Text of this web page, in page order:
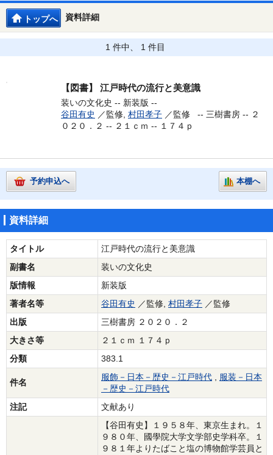
資料詳細
トップへ
1 件中、 1 件目
【図書】 江戸時代の流行と美意識
装いの文化史 -- 新装版 --
谷田有史 ／監修, 村田孝子 ／監修 -- 三樹書房 -- ２
０２０．２ -- ２１ｃｍ -- １７４ｐ
予約申込へ 本棚へ
資料詳細
タイトル
江戸時代の流行と美意識
副書名
装いの文化史
版情報
新装版
著者名等
谷田有史 ／監修, 村田孝子 ／監修
出版
三樹書房 ２０２０．２
大きさ等
２１ｃｍ １７４ｐ
分類
383.1
件名
服飾－日本－歴史－江戸時代 , 服装－日本
－歴史－江戸時代
注記
文献あり
【谷田有史】１９５８年、東京生まれ。１
９８０年、國學院大学文学部史学科卒。１
９８１年よりたばこと塩の博物館学芸員と